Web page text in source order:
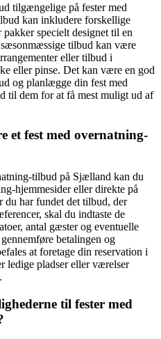
tilgængelige på fester med
kan inkludere forskellige
specielt designet til en
tilbud kan være
eller tilbud i
eller pinse. Det kan være en god
og planlægge din fest med
til dem for at få mest muligt ud af
et fest med overnatning-
tilbud på Sjælland kan du
hjemmesider eller direkte på
du har fundet det tilbud, der
skal du indtaste de
antal gæster og eventuelle
betalingen og
at foretage din reservation i
ledige pladser eller værelser
til fester med